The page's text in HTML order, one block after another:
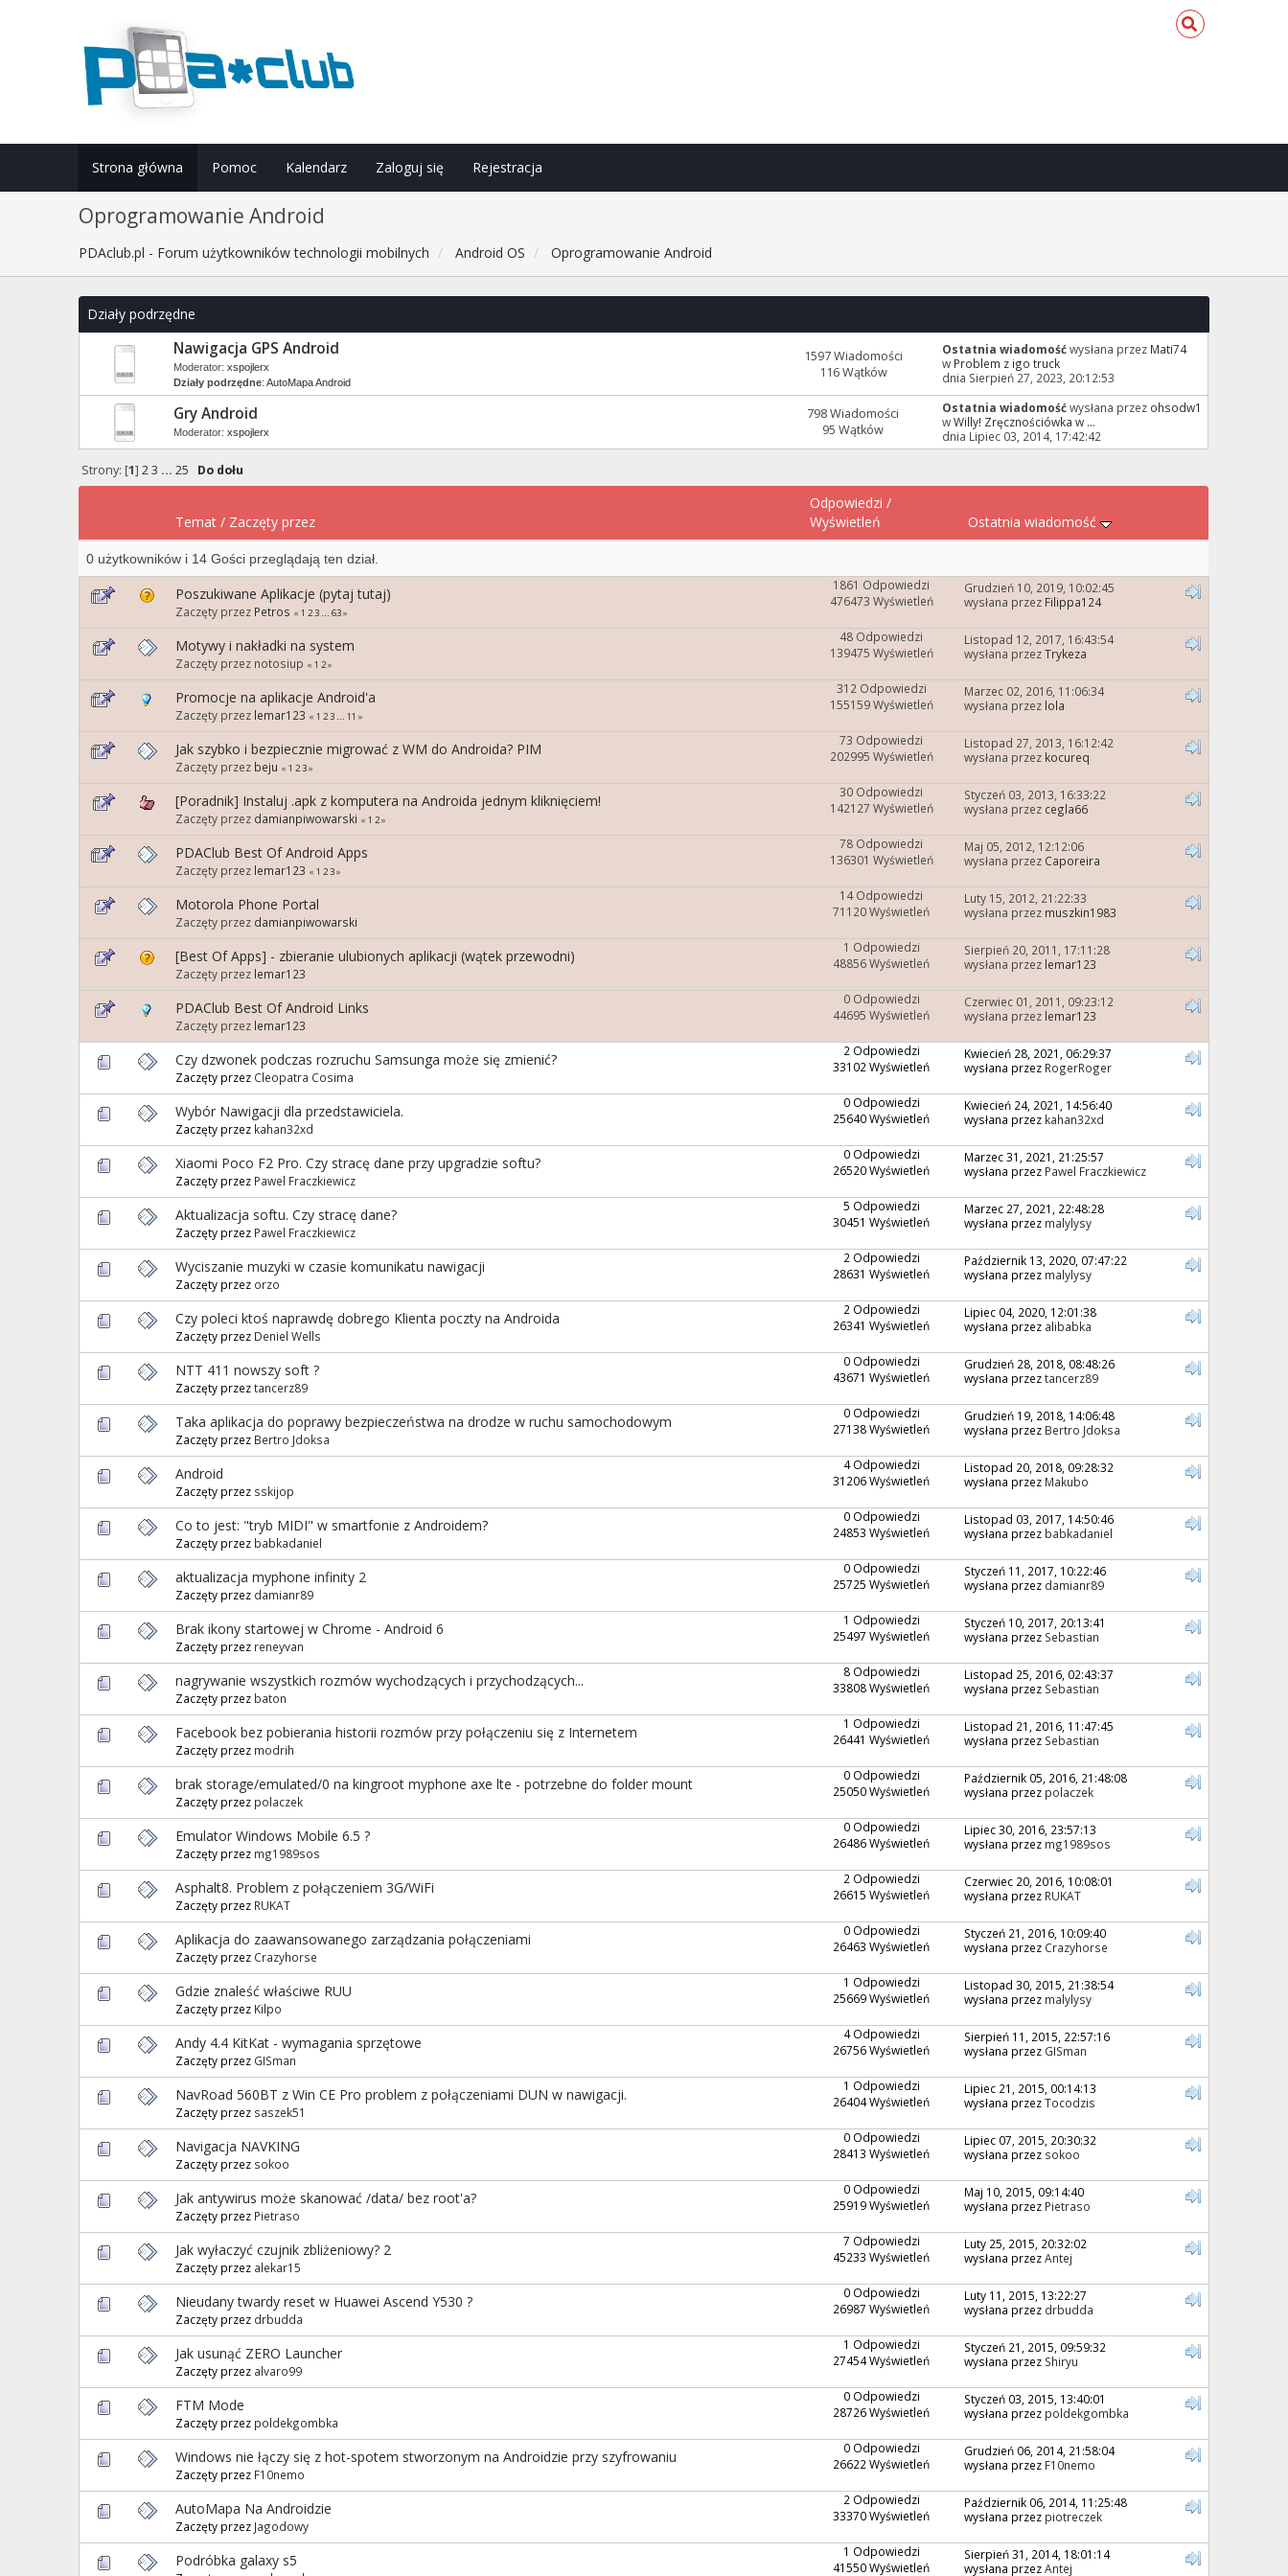
Strona główna Pomoc Kalendarz Zaloguj się Rejestracja
Oprogramowanie Android
PDAclub.pl - Forum użytkowników technologii mobilnych Android OS Oprogramowanie Android
Działy podrzędne
Nawigacja GPS Android
Moderator:xspojlerx
Działy podrzędne:AutoMapa Android
1597 Wiadomości
116 Wątków
Ostatnia wiadomośćwysłana przez Mati74
w Problem z igo truck
dnia Sierpień 27, 2023, 20:12:53
Gry Android
Moderator:xspojlerx
798 Wiadomości
95 Wątków
Ostatnia wiadomośćwysłana przez ohsodw1
wWilly! Zręcznościówka w ...
dnia Lipiec 03, 2014, 17:42:42
Strony: [1] 23 ... 25 Do dołu
Temat / Zaczęty przez
Odpowiedzi /
Wyświetleń
Ostatnia wiadomość
0 użytkowników i 14 Gości przeglądają ten dział.
Poszukiwane Aplikacje (pytaj tutaj)
Zaczęty przez Petros «1 23...63»
1861 Odpowiedzi
476473 Wyświetleń
Grudzień 10, 2019, 10:02:45
wysłana przez Filippa124
Motywy i nakładki na system
Zaczęty przez notosiup «1 2»
48 Odpowiedzi
139475 Wyświetleń
Listopad 12, 2017, 16:43:54
wysłana przezTrykeza
Promocje na aplikacje Android'a
Zaczęty przez lemar123 «1 23...11 »
312 Odpowiedzi
155159 Wyświetleń
Marzec 02, 2016, 11:06:34
wysłana przez lola
Jak szybko i bezpiecznie migrować z WM do Androida? PIM
Zaczęty przez beju «1 23»
73 Odpowiedzi
202995 Wyświetleń
Listopad 27, 2013, 16:12:42
wysłana przez kocureq
[Poradnik] Instaluj .apk z komputera na Androida jednym kliknięciem!
Zaczęty przez damianpiwowarski «1 2»
30 Odpowiedzi
142127 Wyświetleń
Styczeń 03, 2013, 16:33:22
wysłana przez cegla66
PDAClub Best Of Android Apps
Zaczęty przez lemar123 «1 23»
78 Odpowiedzi
136301 Wyświetleń
Maj 05, 2012, 12:12:06
wysłana przez Caporeira
Motorola Phone Portal
Zaczęty przez damianpiwowarski
14 Odpowiedzi
71120 Wyświetleń
Luty 15, 2012, 21:22:33
wysłana przez muszkin1983
[Best Of Apps] - zbieranie ulubionych aplikacji (wątek przewodni)
Zaczęty przez lemar123
1 Odpowiedzi
48856 Wyświetleń
Sierpień 20, 2011, 17:11:28
wysłana przez lemar123
PDAClub Best Of Android Links
Zaczęty przez lemar123
0 Odpowiedzi
44695 Wyświetleń
Czerwiec 01, 2011, 09:23:12
wysłana przez lemar123
Czy dzwonek podczas rozruchu Samsunga może się zmienić?
Zaczęty przez Cleopatra Cosima
2 Odpowiedzi
33102 Wyświetleń
Kwiecień 28, 2021, 06:29:37
wysłana przez RogerRoger
Wybór Nawigacji dla przedstawiciela.
Zaczęty przez kahan32xd
0 Odpowiedzi
25640 Wyświetleń
Kwiecień 24, 2021, 14:56:40
wysłana przez kahan32xd
Xiaomi Poco F2 Pro. Czy stracę dane przy upgradzie softu?
Zaczęty przez Pawel Fraczkiewicz
0 Odpowiedzi
26520 Wyświetleń
Marzec 31, 2021, 21:25:57
wysłana przez Pawel Fraczkiewicz
Aktualizacja softu. Czy stracę dane?
Zaczęty przez Pawel Fraczkiewicz
5 Odpowiedzi
30451 Wyświetleń
Marzec 27, 2021, 22:48:28
wysłana przez malylysy
Wyciszanie muzyki w czasie komunikatu nawigacji
Zaczęty przez orzo
2 Odpowiedzi
28631 Wyświetleń
Październik 13, 2020, 07:47:22
wysłana przez malylysy
Czy poleci ktoś naprawdę dobrego Klienta poczty na Androida
Zaczęty przez Deniel Wells
2 Odpowiedzi
26341 Wyświetleń
Lipiec 04, 2020, 12:01:38
wysłana przez alibabka
NTT 411 nowszy soft ?
Zaczęty przeztancerz89
0 Odpowiedzi
43671 Wyświetleń
Grudzień 28, 2018, 08:48:26
wysłana przeztancerz89
Taka aplikacja do poprawy bezpieczeństwa na drodze w ruchu samochodowym
Zaczęty przez Bertro Jdoksa
0 Odpowiedzi
27138 Wyświetleń
Grudzień 19, 2018, 14:06:48
wysłana przez Bertro Jdoksa
Android
Zaczęty przez sskijop
4 Odpowiedzi
31206 Wyświetleń
Listopad 20, 2018, 09:28:32
wysłana przez Makubo
Co to jest: "tryb MIDI" w smartfonie z Androidem?
Zaczęty przez babkadaniel
0 Odpowiedzi
24853 Wyświetleń
Listopad 03, 2017, 14:50:46
wysłana przez babkadaniel
aktualizacja myphone infinity 2
Zaczęty przez damianr89
0 Odpowiedzi
25725 Wyświetleń
Styczeń 11, 2017, 10:22:46
wysłana przez damianr89
Brak ikony startowej w Chrome - Android 6
Zaczęty przez reneyvan
1 Odpowiedzi
25497 Wyświetleń
Styczeń 10, 2017, 20:13:41
wysłana przez Sebastian
nagrywanie wszystkich rozmów wychodzących i przychodzących...
Zaczęty przez baton
8 Odpowiedzi
33808 Wyświetleń
Listopad 25, 2016, 02:43:37
wysłana przez Sebastian
Facebook bez pobierania historii rozmów przy połączeniu się z Internetem
Zaczęty przez modrih
1 Odpowiedzi
26441 Wyświetleń
Listopad 21, 2016, 11:47:45
wysłana przez Sebastian
brak storage/emulated/0 na kingroot myphone axe lte - potrzebne do folder mount
Zaczęty przez polaczek
0 Odpowiedzi
25050 Wyświetleń
Październik 05, 2016, 21:48:08
wysłana przez polaczek
Emulator Windows Mobile 6.5 ?
Zaczęty przez mg1989sos
0 Odpowiedzi
26486 Wyświetleń
Lipiec 30, 2016, 23:57:13
wysłana przez mg1989sos
Asphalt8. Problem z połączeniem 3G/WiFi
Zaczęty przez RUKAT
2 Odpowiedzi
26615 Wyświetleń
Czerwiec 20, 2016, 10:08:01
wysłana przez RUKAT
Aplikacja do zaawansowanego zarządzania połączeniami
Zaczęty przez Crazyhorse
0 Odpowiedzi
26463 Wyświetleń
Styczeń 21, 2016, 10:09:40
wysłana przez Crazyhorse
Gdzie znaleść właściwe RUU
Zaczęty przez Kilpo
1 Odpowiedzi
25669 Wyświetleń
Listopad 30, 2015, 21:38:54
wysłana przez malylysy
Andy 4.4 KitKat - wymagania sprzętowe
Zaczęty przez GISman
4 Odpowiedzi
26756 Wyświetleń
Sierpień 11, 2015, 22:57:16
wysłana przez GISman
NavRoad 560BT z Win CE Pro problem z połączeniami DUN w nawigacji.
Zaczęty przez saszek51
1 Odpowiedzi
26404 Wyświetleń
Lipiec 21, 2015, 00:14:13
wysłana przezTocodzis
Navigacja NAVKING
Zaczęty przez sokoo
0 Odpowiedzi
28413 Wyświetleń
Lipiec 07, 2015, 20:30:32
wysłana przez sokoo
Jak antywirus może skanować /data/ bez root'a?
Zaczęty przez Pietraso
0 Odpowiedzi
25919 Wyświetleń
Maj 10, 2015, 09:14:40
wysłana przez Pietraso
Jak wyłaczyć czujnik zbliżeniowy? 2
Zaczęty przez alekar15
7 Odpowiedzi
45233 Wyświetleń
Luty 25, 2015, 20:32:02
wysłana przezAntej
Nieudany twardy reset w Huawei Ascend Y530 ?
Zaczęty przez drbudda
0 Odpowiedzi
26987 Wyświetleń
Luty 11, 2015, 13:22:27
wysłana przez drbudda
Jak usunąć ZERO Launcher
Zaczęty przez alvaro99
1 Odpowiedzi
27454 Wyświetleń
Styczeń 21, 2015, 09:59:32
wysłana przez Shiryu
FTM Mode
Zaczęty przez poldekgombka
0 Odpowiedzi
28726 Wyświetleń
Styczeń 03, 2015, 13:40:01
wysłana przez poldekgombka
Windows nie łączy się z hot-spotem stworzonym na Androidzie przy szyfrowaniu
Zaczęty przez F10nemo
0 Odpowiedzi
26622 Wyświetleń
Grudzień 06, 2014, 21:58:04
wysłana przez F10nemo
AutoMapa Na Androidzie
Zaczęty przez Jagodowy
2 Odpowiedzi
33370 Wyświetleń
Październik 06, 2014, 11:25:48
wysłana przez piotreczek
Podróbka galaxy s5
1 Odpowiedzi
41550 Wyświetleń
Sierpień 31, 2014, 18:01:14
wysłana przezAntej